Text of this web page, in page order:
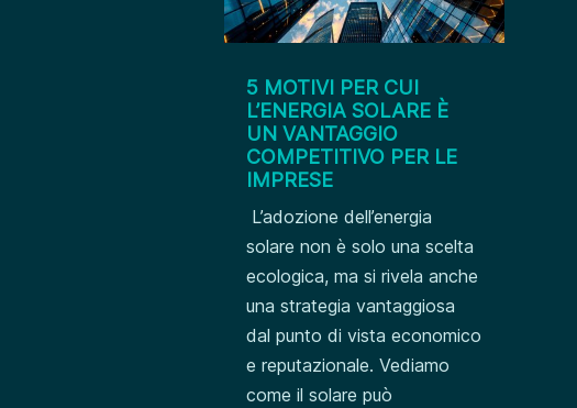
5 MOTIVI PER CUI
L’ENERGIA SOLARE È
UN VANTAGGIO
COMPETITIVO PER LE
IMPRESE
L’adozione dell’energia
solare non è solo una scelta
ecologica, ma si rivela anche
una strategia vantaggiosa
dal punto di vista economico
e reputazionale. Vediamo
come il solare può